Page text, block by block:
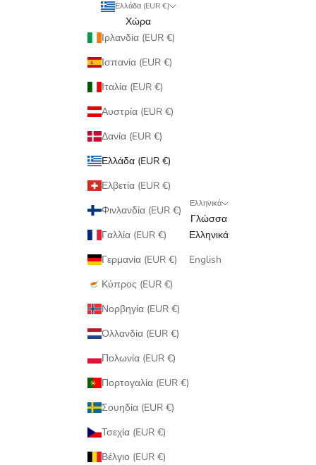
Ελλάδα (EUR €)
Χώρα
Ιρλανδία (EUR €)
Ισπανία (EUR €)
Ιταλία (EUR €)
Αυστρία (EUR €)
Δανία (EUR €)
Ελλάδα (EUR €)
Ελβετία (EUR €)
Φινλανδία (EUR €)
Γαλλία (EUR €)
Γερμανία (EUR €)
Κύπρος (EUR €)
Νορβηγία (EUR €)
Ολλανδία (EUR €)
Πολωνία (EUR €)
Πορτογαλία (EUR €)
Σουηδία (EUR €)
Τσεχία (EUR €)
Βέλγιο (EUR €)
Ελληνικά
Γλώσσα
Ελληνικά
English